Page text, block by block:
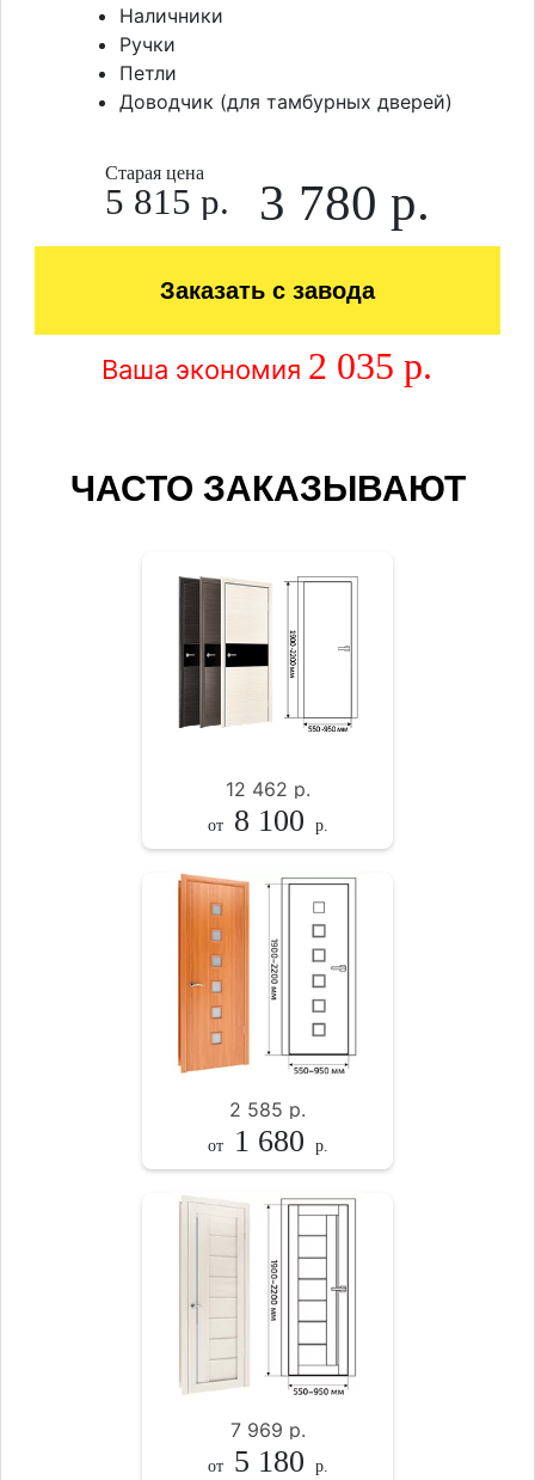
Наличники
Ручки
Петли
Доводчик (для тамбурных дверей)
Старая цена
5 815 р. 3 780 р.
Заказать с завода
Ваша экономия 2 035 р.
ЧАСТО ЗАКАЗЫВАЮТ
12 462 р.
от 8 100 р.
2 585 р.
от 1 680 р.
7 969 р.
от 5 180 р.